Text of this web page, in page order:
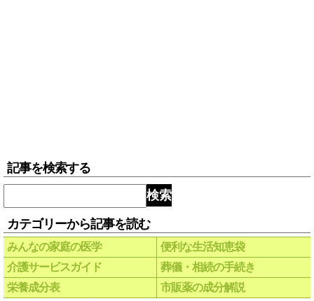
記事を検索する
検索
カテゴリーから記事を読む
みんなの家庭の医学
便利な生活知恵袋
介護サービスガイド
葬儀・相続の手続き
栄養成分表
市販薬の成分解説